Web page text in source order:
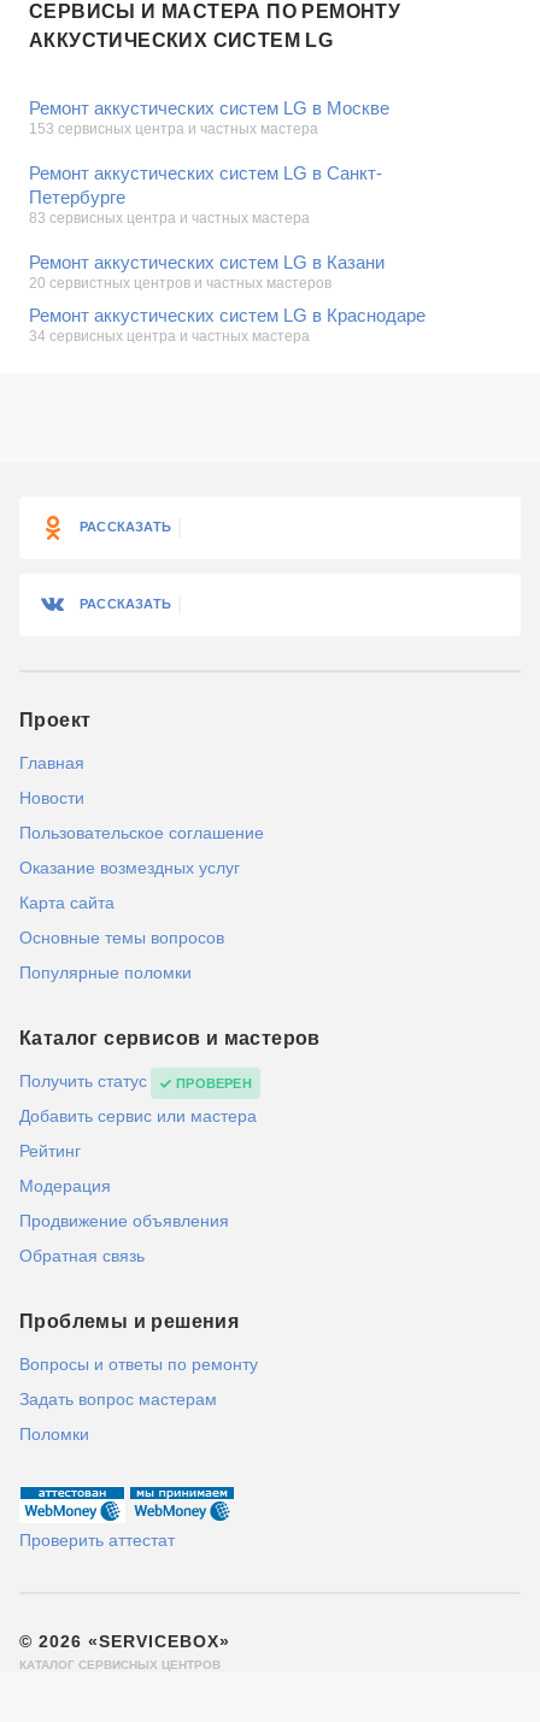
СЕРВИСЫ И МАСТЕРА ПО РЕМОНТУ
АККУСТИЧЕСКИХ СИСТЕМ LG
Ремонт аккустических систем LG в Москве
153 сервисных центра и частных мастера
Ремонт аккустических систем LG в Санкт-
Петербурге
83 сервисных центра и частных мастера
Ремонт аккустических систем LG в Казани
20 сервистных центров и частных мастеров
Ремонт аккустических систем LG в Краснодаре
34 сервисных центра и частных мастера
РАССКАЗАТЬ
РАССКАЗАТЬ
Проект
Главная
Новости
Пользовательское соглашение
Оказание возмездных услуг
Карта сайта
Основные темы вопросов
Популярные поломки
Каталог сервисов и мастеров
Получить статус ПРОВЕРЕН
Добавить сервис или мастера
Рейтинг
Модерация
Продвижение объявления
Обратная связь
Проблемы и решения
Вопросы и ответы по ремонту
Задать вопрос мастерам
Поломки
Проверить аттестат
© 2026 «SERVICEBOX»
КАТАЛОГ СЕРВИСНЫХ ЦЕНТРОВ